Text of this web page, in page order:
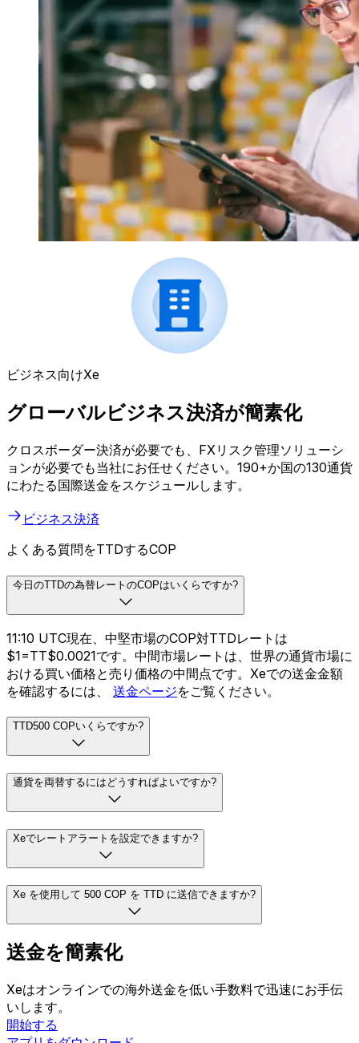
ビジネス向けXe
グローバルビジネス決済が簡素化
クロスボーダー決済が必要でも、FXリスク管理ソリューシ
ョンが必要でも当社にお任せください。190+か国の130通貨
にわたる国際送金をスケジュールします。
ビジネス決済
よくある質問をTTDするCOP
今日のTTDの為替レートのCOPはいくらですか?
11:10 UTC現在、中堅市場のCOP対TTDレートは
$1=TT$0.0021です。中間市場レートは、世界の通貨市場に
おける買い価格と売り価格の中間点です。Xeでの送金金額
を確認するには、 送金ページをご覧ください。
TTD500 COPいくらですか?
通貨を両替するにはどうすればよいですか?
Xeでレートアラートを設定できますか?
Xe を使用して 500 COP を TTD に送信できますか?
送金を簡素化
Xeはオンラインでの海外送金を低い手数料で迅速にお手伝
いします。
開始する